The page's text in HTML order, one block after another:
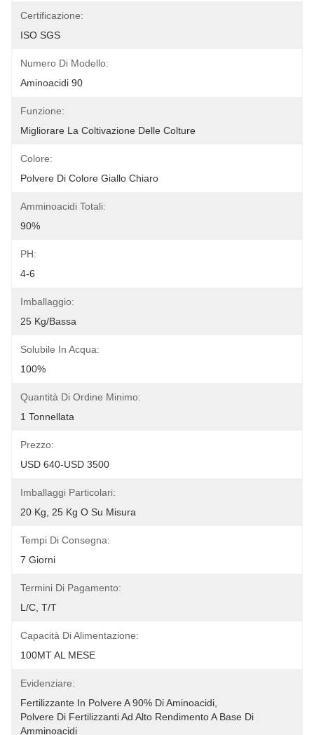
Certificazione:
ISO SGS
Numero Di Modello:
Aminoacidi 90
Funzione:
Migliorare La Coltivazione Delle Colture
Colore:
Polvere Di Colore Giallo Chiaro
Amminoacidi Totali:
90%
PH:
4-6
Imballaggio:
25 Kg/Bassa
Solubile In Acqua:
100%
Quantità Di Ordine Minimo:
1 Tonnellata
Prezzo:
USD 640-USD 3500
Imballaggi Particolari:
20 Kg, 25 Kg O Su Misura
Tempi Di Consegna:
7 Giorni
Termini Di Pagamento:
L/C, T/T
Capacità Di Alimentazione:
100MT AL MESE
Evidenziare:
Fertilizzante In Polvere A 90% Di Aminoacidi
Polvere Di Fertilizzanti Ad Alto Rendimento A Base Di
Amminoacidi